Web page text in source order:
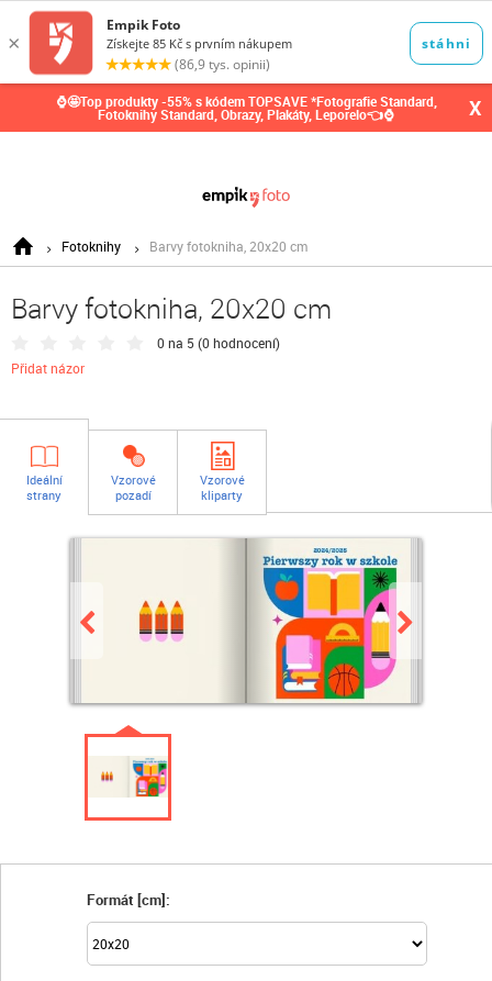
⌚🤩Top produkty -55% s kódem TOPSAVE *Fotografie Standard,
Fotoknihy Standard, Obrazy, Plakáty, Leporelo👈⌚ X
Fotoknihy Barvy fotokniha, 20x20 cm
Barvy fotokniha, 20x20 cm
0 na 5 (0 hodnocení)
Přidat názor
Ideální
strany
Vzorové
pozadí
Vzorové
kliparty
Formát [cm]: